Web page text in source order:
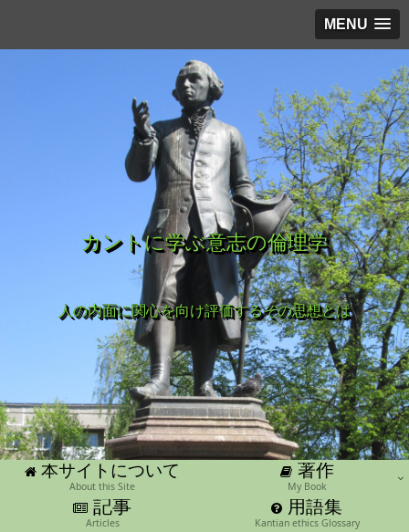
MENU
カントに学ぶ意志の倫理学
人の内面に関心を向け評価するその思想とは
本サイトについて
About this Site
著作
My Book
記事
Articles
用語集
Kantian ethics Glossary